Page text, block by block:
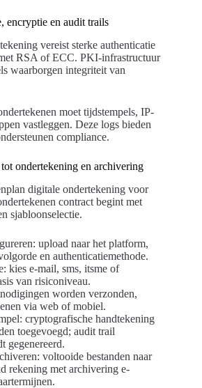
encryptie en audit trails
vereist sterke authenticatie
RSA of ECC. PKI-infrastructuur
waarborgen integriteit van
moet tijdstempels, IP-
vastleggen. Deze logs bieden
compliance.
ondertekening en archivering
digitale ondertekening voor
contract begint met
sjabloonselectie.
upload naar het platform,
en authenticatiemethode.
kies e-mail, sms, itsme of
van risiconiveau.
worden verzonden,
via web of mobiel.
cryptografische handtekening
toegevoegd; audit trail
gegenereerd.
voltooide bestanden naar
rekening met archivering e-